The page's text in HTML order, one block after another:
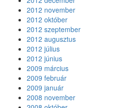
2012 november
2012 október
2012 szeptember
2012 augusztus
2012 július
2012 június
2009 március
2009 február
2009 január
2008 november